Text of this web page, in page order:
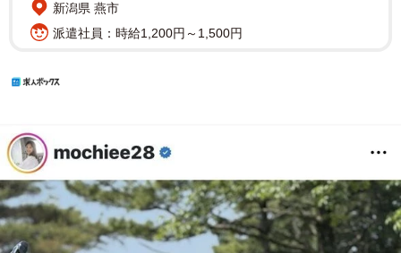
新潟県 燕市
派遣社員：時給1,200円～1,500円